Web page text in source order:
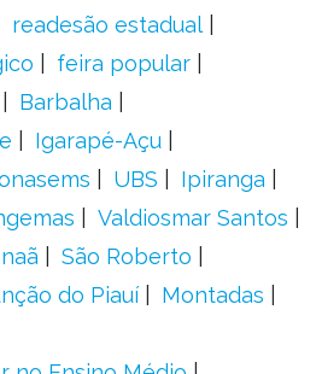
readesão estadual
feira popular
Barbalha
Igarapé-Açu
UBS
Ipiranga
Valdiosmar Santos
São Roberto
do Piauí
Montadas